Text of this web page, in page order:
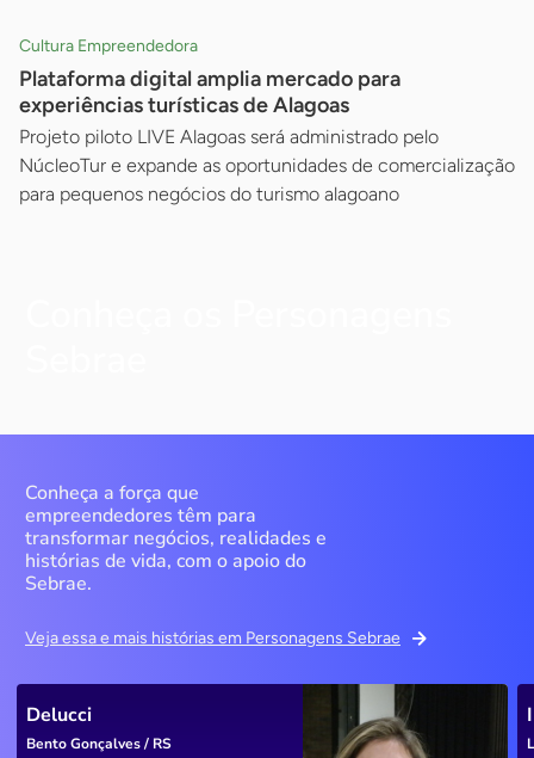
Cultura Empreendedora
Plataforma digital amplia mercado para
experiências turísticas de Alagoas
Projeto piloto LIVE Alagoas será administrado pelo
NúcleoTur e expande as oportunidades de comercialização
para pequenos negócios do turismo alagoano
Conheça a força que
empreendedores têm para
transformar negócios, realidades e
histórias de vida, com o apoio do
Sebrae.
Veja essa e mais histórias em Personagens Sebrae
Delucci
Bento Gonçalves / RS